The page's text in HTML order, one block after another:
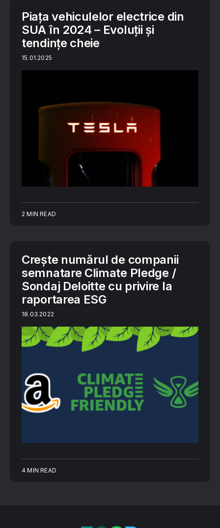
Piața vehiculelor electrice din
SUA în 2024 – Evoluții și
tendințe cheie
15.01.2025
2 MIN READ
Crește numărul de companii
semnatare Climate Pledge /
Sondaj Deloitte cu privire la
raportarea ESG
18.03.2022
4 MIN READ